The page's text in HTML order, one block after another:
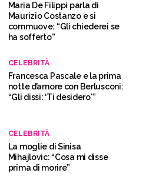
Maria De Filippi parla di
Maurizio Costanzo e si
commuove: “Gli chiederei se
ha sofferto”
CELEBRITÀ
Francesca Pascale e la prima
notte d’amore con Berlusconi:
“Gli dissi: ‘Ti desidero'”
CELEBRITÀ
La moglie di Sinisa
Mihajlovic: “Cosa mi disse
prima di morire”